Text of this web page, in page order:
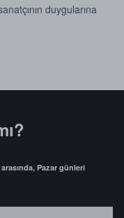
duygularına
Pazar günleri